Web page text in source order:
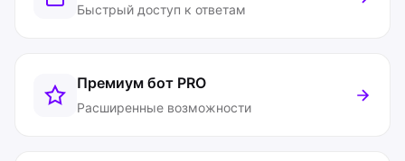
Быстрый доступ к ответам
Премиум бот PRO
Расширенные возможности